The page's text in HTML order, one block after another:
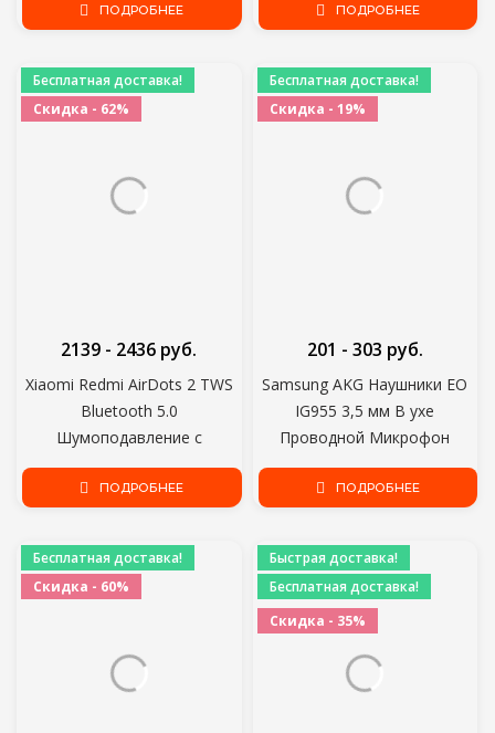
вкладыши стерео бас НЕ
ПОДРОБНЕЕ
Универсальный Ультра-
Батареи
ПОДРОБНЕЕ
Бесплатная доставка!
Скидка - 62%
Xiaomi Redmi AirDots 2 TWS
Bluetooth 5.0
Шумоподавление с
микрофоном AI Control Redmi
AirDots S True Wireless
2139 - 2436 руб.
ПОДРОБНЕЕ
Бесплатная доставка!
Скидка - 19%
Samsung AKG Наушники EO
IG955 3,5 мм В ухе
Проводной Микрофон
Регулятор Громкости
Гарнитура для Galaxy S10 S9
Смартфон
201 - 303 руб.
ПОДРОБНЕЕ
Бесплатная доставка!
Скидка - 60%
Быстрая доставка!
Бесплатная доставка!
Скидка - 35%